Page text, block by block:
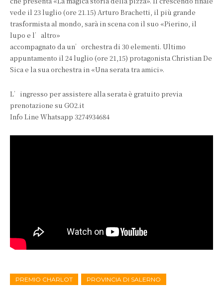
vede il 23 luglio (ore 21.15) Arturo Brachetti, il più grande
trasformista al mondo, sarà in scena con il suo «Pierino, il
lupo e l’altro»
accompagnato da un’orchestra di 30 elementi. Ultimo
appuntamento il 24 luglio (ore 21,15) protagonista Christian De
Sica e la sua orchestra in «Una serata tra amici».
L’ingresso per assistere alla serata è gratuito previa
prenotazione su GO2.it
Info Line Whatsapp 3274934684
PREMIO CHARLOT PROVINCIA DI SALERNO